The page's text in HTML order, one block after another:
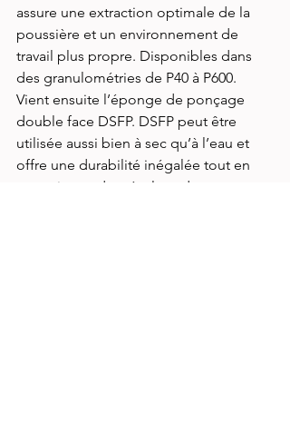
assure une extraction optimale de la
poussière et un environnement de
travail plus propre. Disponibles dans
des granulométries de P40 à P600.
Vient ensuite l’éponge de ponçage
double face DSFP. DSFP peut être
utilisée aussi bien à sec qu’à l’eau et
offre une durabilité inégalée tout en
garantissant des résultats de ponçage